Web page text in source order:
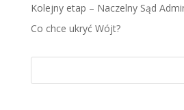
Kolejny etap – Naczelny Sąd
Co chce ukryć Wójt?